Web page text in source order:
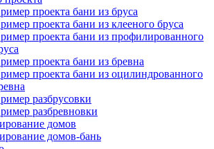
проекта бани из бруса
проекта бани из клееного бруса
проекта бани из профилированного
проекта бани из бревна
проекта бани из оцилиндрованного
разбрусовки
разбревновки
домов
домов-бань